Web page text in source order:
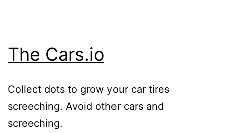
The Cars.io
Collect dots to grow your car tires
screeching. Avoid other cars and
screeching.